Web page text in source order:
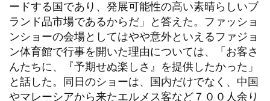
ードする国であり、発展可能性の高い素晴らしいブ
ランド品市場であるからだ」と答えた。ファッショ
ンショーの会場としてはやや意外といえるファジョ
ン体育館で行事を開いた理由については、「お客さ
んたちに、『予期せぬ楽しさ』を提供したかった」
と話した。同日のショーは、国内だけでなく、中国
やマレーシアから来たエルメス客など７００人余り